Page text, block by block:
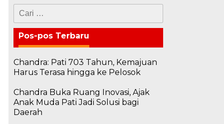
Cari
untuk:
Pos-pos Terbaru
Chandra: Pati 703 Tahun, Kemajuan
Harus Terasa hingga ke Pelosok
Chandra Buka Ruang Inovasi, Ajak
Anak Muda Pati Jadi Solusi bagi
Daerah